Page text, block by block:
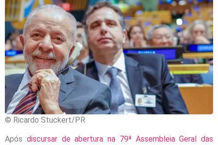
© Ricardo Stuckert/PR
Após discursar de abertura na 79ª Assembleia Geral das